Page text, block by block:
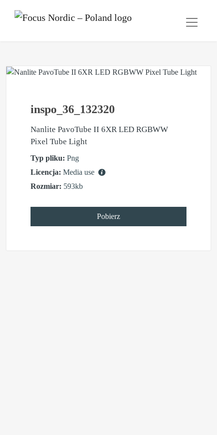
inspo_36_132320
Nanlite PavoTube II 6XR LED RGBWW
Pixel Tube Light
Typ pliku: Png
Licencja: Media use
Rozmiar: 593kb
Pobierz